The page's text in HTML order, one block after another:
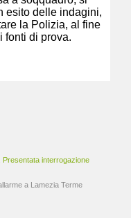
esito delle indagini,
la Polizia, al fine
fonti di prova.
a Lamezia Terme